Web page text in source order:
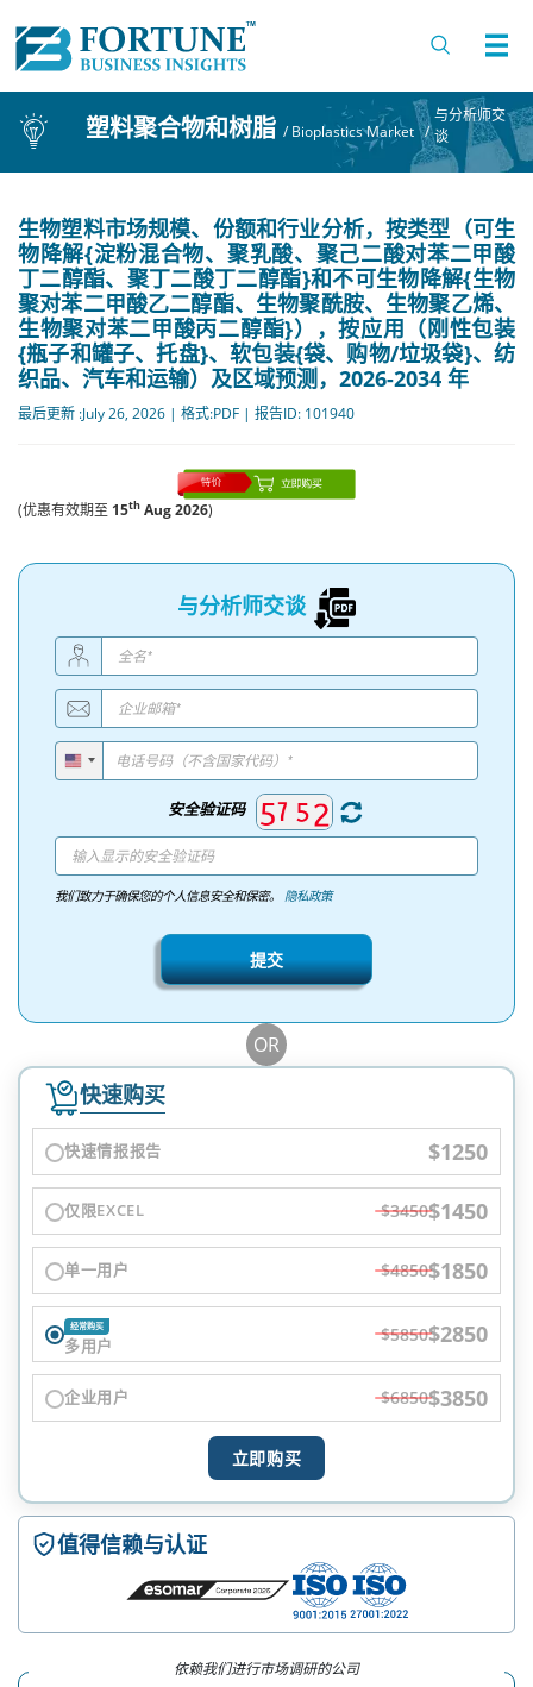
塑料聚合物和树脂 / Bioplastics Market /
与分析师交
谈
生物塑料市场规模、份额和行业分析，按类型（可生
物降解{淀粉混合物、聚乳酸、聚己二酸对苯二甲酸
丁二醇酯、聚丁二酸丁二醇酯}和不可生物降解{生物
聚对苯二甲酸乙二醇酯、生物聚酰胺、生物聚乙烯、
生物聚对苯二甲酸丙二醇酯}），按应用（刚性包装
{瓶子和罐子、托盘}、软包装{袋、购物/垃圾袋}、纺
织品、汽车和运输）及区域预测，2026-2034 年
最后更新 :July 26, 2026 | 格式:PDF | 报告ID: 101940
(优惠有效期至 15th Aug 2026)
与分析师交谈
安全验证码
我们致力于确保您的个人信息安全和保密。 隐私政策
提交
OR
快速购买
快速情报报告 $1250
仅限EXCEL $3450$1450
单一用户 $4850$1850
经常购买
多用户 $5850$2850
企业用户 $6850$3850
立即购买
值得信赖与认证
依赖我们进行市场调研的公司